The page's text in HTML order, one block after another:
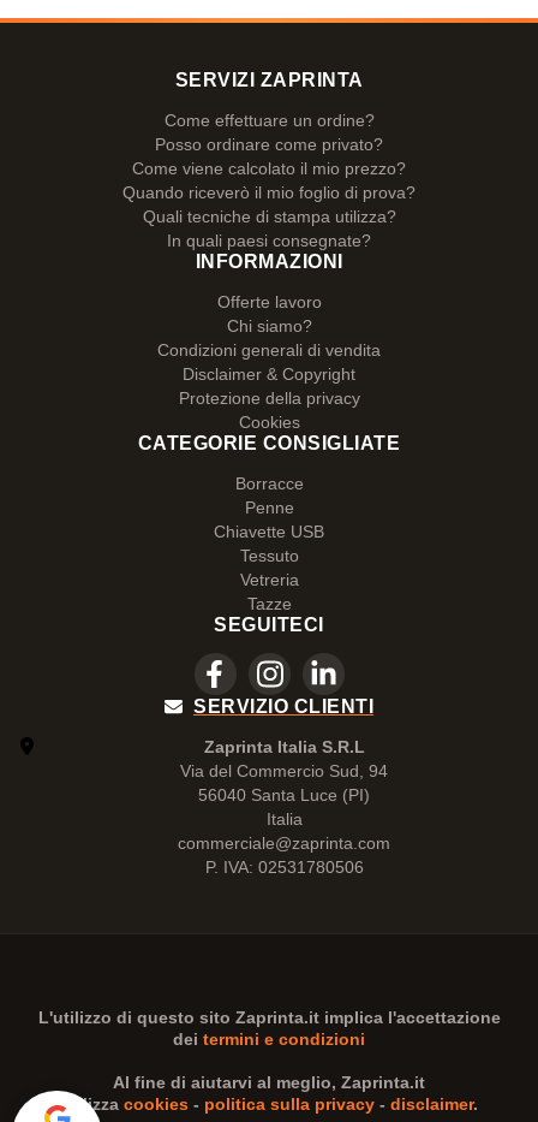
SERVIZI ZAPRINTA
Come effettuare un ordine?
Posso ordinare come privato?
Come viene calcolato il mio prezzo?
Quando riceverò il mio foglio di prova?
Quali tecniche di stampa utilizza?
In quali paesi consegnate?
INFORMAZIONI
Offerte lavoro
Chi siamo?
Condizioni generali di vendita
Disclaimer & Copyright
Protezione della privacy
Cookies
CATEGORIE CONSIGLIATE
Borracce
Penne
Chiavette USB
Tessuto
Vetreria
Tazze
SEGUITECI
SERVIZIO CLIENTI
Zaprinta Italia S.R.L
Via del Commercio Sud, 94
56040 Santa Luce (PI)
Italia
commerciale@zaprinta.com
P. IVA: 02531780506
L'utilizzo di questo sito Zaprinta.itimplica l'accettazione
dei termini e condizioni
Al fine di aiutarvi al meglio, Zaprinta.it
utilizza cookies- politica sulla privacy- disclaimer.